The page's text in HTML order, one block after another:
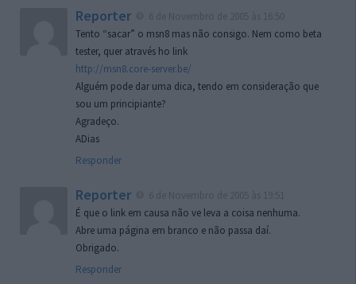
Reporter
Tento “sacar” o msn8 mas não consigo. Nem como beta
tester, quer através ho link
http://msn8.core-server.be/
Alguém pode dar uma dica, tendo em consideração que
sou um principiante?
Agradeço.
ADias
Responder
Reporter
É que o link em causa não ve leva a coisa nenhuma.
Abre uma página em branco e não passa daí.
Obrigado.
Responder